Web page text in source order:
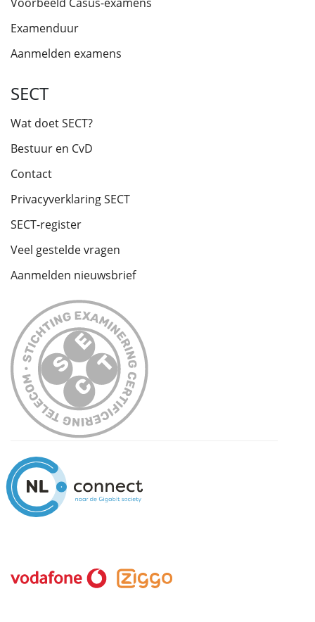
Examenduur
Aanmelden examens
SECT
Wat doet SECT?
Bestuur en CvD
Contact
Privacyverklaring SECT
SECT-register
Veel gestelde vragen
Aanmelden nieuwsbrief